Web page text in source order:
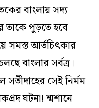
বাংলায় সদ্য
তাকে পুড়তে হবে
সমস্ত আর্তচিৎকার
বাংলার সর্বত্র।
সেই নির্মম
ঘটনা! শ্মশানে